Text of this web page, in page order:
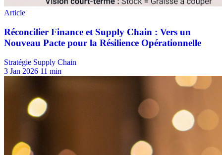
Stratégie Supply Chain
3 Jan 2026 11 min